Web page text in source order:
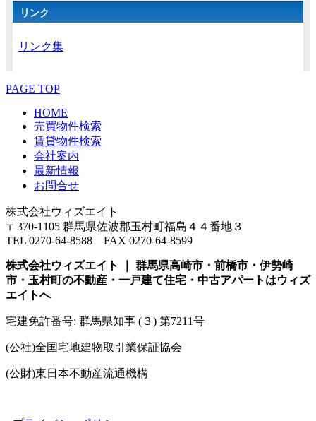
リンク
リンク集
PAGE TOP
HOME
売買物件検索
賃貸物件検索
会社案内
最新情報
お問合せ
株式会社ウィズエイト
〒370-1105 群馬県佐波郡玉村町福島４４番地３
TEL 0270-64-8588 FAX 0270-64-8599
株式会社ウィズエイト ｜ 群馬県高崎市・前橋市・伊勢崎
市・玉村町の不動産・一戸建て住宅・中古アパートはウィズ
エイトへ
宅建免許番号: 群馬県知事 (３) 第7211号
(公社)全国宅地建物取引業保証協会
(公財)東日本不動産流通機構